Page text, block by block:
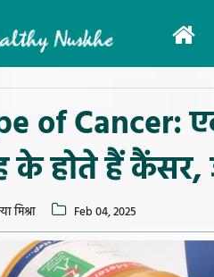
of Cancer:
के होते हैं कैंसर,
मिश्रा Feb 04, 2025